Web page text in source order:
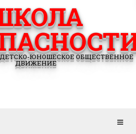
ЮНОШЕСКОЕ ОБЩЕСТВЕННОЕ
ДВИЖЕНИЕ